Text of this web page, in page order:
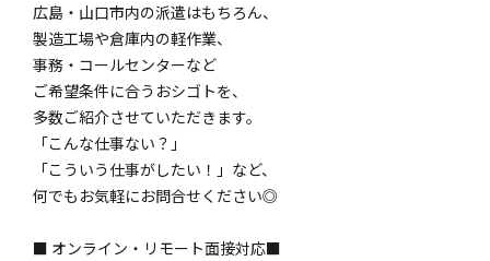
広島・山口市内の派遣はもちろん、
製造工場や倉庫内の軽作業、
事務・コールセンターなど
ご希望条件に合うおシゴトを、
多数ご紹介させていただきます。
「こんな仕事ない？」
「こういう仕事がしたい！」など、
何でもお気軽にお問合せください◎
■ オンライン・リモート面接対応■